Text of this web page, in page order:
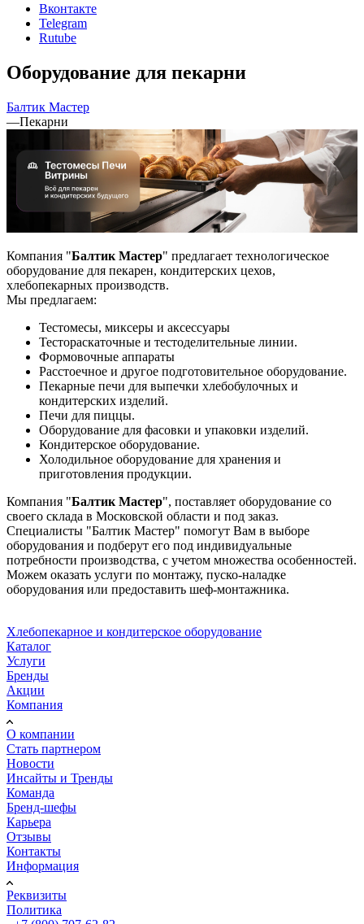
Вконтакте
Telegram
Rutube
Оборудование для пекарни
Балтик Мастер
—Пекарни
Компания "Балтик Мастер" предлагает технологическое
оборудование для пекарен, кондитерских цехов,
хлебопекарных производств.
Мы предлагаем:
Тестомесы, миксеры и аксессуары
Тестораскаточные и тестоделительные линии.
Формовочные аппараты
Расстоечное и другое подготовительное оборудование.
Пекарные печи для выпечки хлебобулочных и
кондитерских изделий.
Печи для пиццы.
Оборудование для фасовки и упаковки изделий.
Кондитерское оборудование.
Холодильное оборудование для хранения и
приготовления продукции.
Компания "Балтик Мастер", поставляет оборудование со
своего склада в Московской области и под заказ.
Специалисты "Балтик Мастер" помогут Вам в выборе
оборудования и подберут его под индивидуальные
потребности производства, с учетом множества особенностей.
Можем оказать услуги по монтажу, пуско-наладке
оборудования или предоставить шеф-монтажника.
Хлебопекарное и кондитерское оборудование
Каталог
Услуги
Бренды
Акции
Компания
О компании
Стать партнером
Новости
Инсайты и Тренды
Команда
Бренд-шефы
Карьера
Отзывы
Контакты
Информация
Реквизиты
Политика